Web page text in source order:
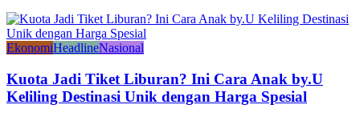
EkonomiHeadlineNasional
Kuota Jadi Tiket Liburan? Ini Cara Anak by.U
Keliling Destinasi Unik dengan Harga Spesial